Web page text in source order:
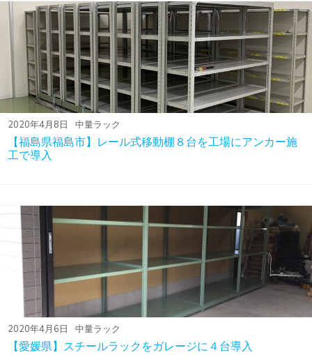
2020年4月8日 中量ラック
【福島県福島市】レール式移動棚８台を工場にアンカー施
工で導入
2020年4月6日 中量ラック
【愛媛県】スチールラックをガレージに４台導入